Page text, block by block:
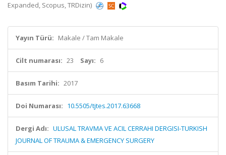
Expanded, Scopus, TRDizin)
Yayın Türü: Makale / Tam Makale
Cilt numarası: 23 Sayı: 6
Basım Tarihi: 2017
Doi Numarası: 10.5505/tjtes.2017.63668
Dergi Adı: ULUSAL TRAVMA VE ACIL CERRAHI DERGISI-TURKISH
JOURNAL OF TRAUMA & EMERGENCY SURGERY